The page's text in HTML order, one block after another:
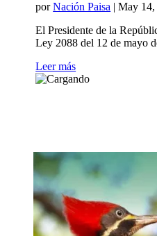
porNación Paisa |May 14,
El Presidente de la
Ley 2088 del 12 de mayo
Leer más